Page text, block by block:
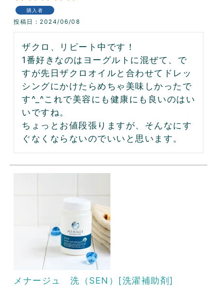
購入者
投稿日 2024/06/08
ザクロ、リピート中です！
1番好きなのはヨーグルトに混ぜて、で
すが先日ザクロオイルと合わせてドレッ
シングにかけたらめちゃ美味しかったで
す^_^これで美容にも健康にも良いのはい
いですね。
ちょっとお値段張りますが、そんなにす
ぐなくならないのでいいと思います。
メナージュ 洗（SEN）[洗濯補助剤]